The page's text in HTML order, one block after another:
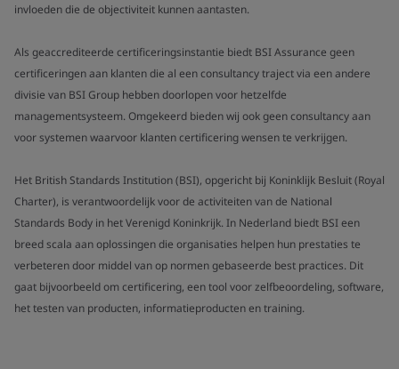
invloeden die de objectiviteit kunnen aantasten.
Als geaccrediteerde certificeringsinstantie biedt BSI Assurance geen
certificeringen aan klanten die al een consultancy traject via een andere
divisie van BSI Group hebben doorlopen voor hetzelfde
managementsysteem. Omgekeerd bieden wij ook geen consultancy aan
voor systemen waarvoor klanten certificering wensen te verkrijgen.
Het British Standards Institution (BSI), opgericht bij Koninklijk Besluit (Royal
Charter), is verantwoordelijk voor de activiteiten van de National
Standards Body in het Verenigd Koninkrijk. In Nederland biedt BSI een
breed scala aan oplossingen die organisaties helpen hun prestaties te
verbeteren door middel van op normen gebaseerde best practices. Dit
gaat bijvoorbeeld om certificering, een tool voor zelfbeoordeling, software,
het testen van producten, informatieproducten en training.